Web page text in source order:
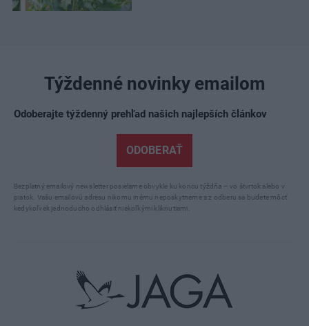
Týždenné novinky emailom
Odoberajte týždenný prehľad našich najlepších článkov
ODOBERAŤ
Bezplatný emailový newsletter posielame obvykle ku koncu týždňa – vo štvrtok alebo v
piatok. Vašu emailovú adresu nikomu inému neposkytneme a z odberu sa budete môcť
kedykoľvek jednoducho odhlásiť niekoľkými kliknutiami.